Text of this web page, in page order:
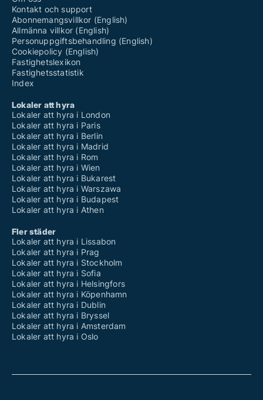
Kontakt och support
Abonnemangsvillkor (English)
Allmänna villkor (English)
Personuppgiftsbehandling (English)
Cookiepolicy (English)
Fastighetslexikon
Fastighetsstatistik
Index
Lokaler att hyra
Lokaler att hyra i London
Lokaler att hyra i Paris
Lokaler att hyra i Berlin
Lokaler att hyra i Madrid
Lokaler att hyra i Rom
Lokaler att hyra i Wien
Lokaler att hyra i Bukarest
Lokaler att hyra i Warszawa
Lokaler att hyra i Budapest
Lokaler att hyra i Athen
Fler städer
Lokaler att hyra i Lissabon
Lokaler att hyra i Prag
Lokaler att hyra i Stockholm
Lokaler att hyra i Sofia
Lokaler att hyra i Helsingfors
Lokaler att hyra i Köpenhamn
Lokaler att hyra i Dublin
Lokaler att hyra i Bryssel
Lokaler att hyra i Amsterdam
Lokaler att hyra i Oslo